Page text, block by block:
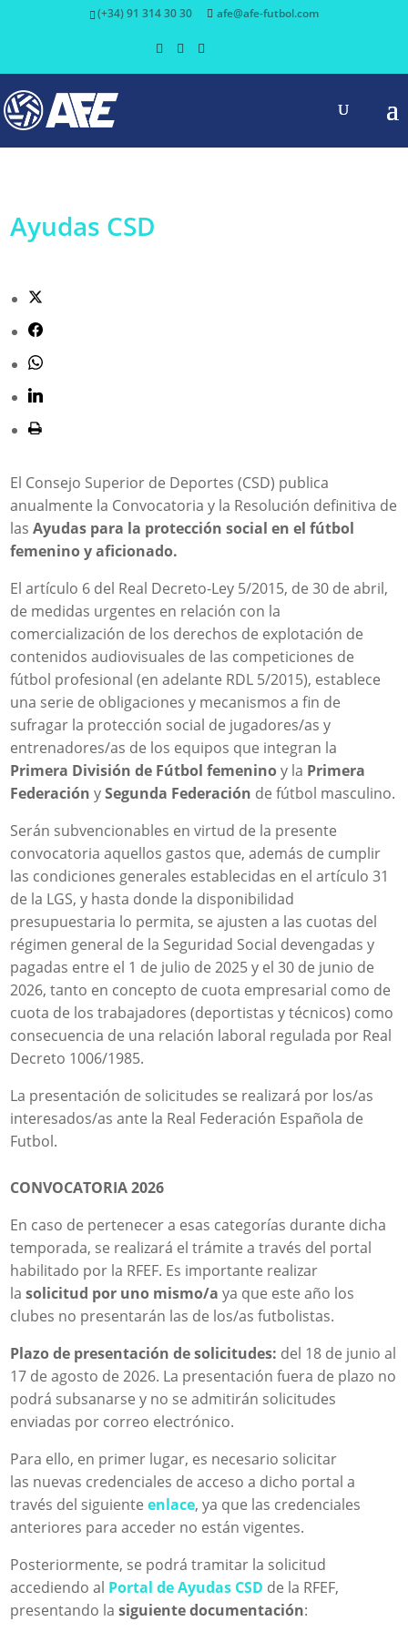
(+34) 91 314 30 30 afe@afe-futbol.com
Ayudas CSD
El Consejo Superior de Deportes (CSD) publica
anualmente la Convocatoria y la Resolución definitiva de
lasAyudas para la protección social en el fútbol
femenino y aficionado.
El artículo 6 del Real Decreto-Ley 5/2015, de 30 de abril,
de medidas urgentes en relación con la
comercialización de los derechos de explotación de
contenidos audiovisuales de las competiciones de
fútbol profesional (en adelante RDL 5/2015), establece
una serie de obligaciones y mecanismos a fin de
sufragar la protección social de jugadores/as y
entrenadores/as de los equipos que integran la
Primera División de Fútbol femeninoy la Primera
Federación ySegunda Federación de fútbol masculino.
Serán subvencionables en virtud de la presente
convocatoria aquellos gastos que, además de cumplir
las condiciones generales establecidas en el artículo 31
de la LGS, y hasta donde la disponibilidad
presupuestaria lo permita, se ajusten a las cuotas del
régimen general de la Seguridad Social devengadas y
pagadas entre el 1 de julio de 2025 y el 30 de junio de
2026, tanto en concepto de cuota empresarial como de
cuota de los trabajadores (deportistas y técnicos) como
consecuencia de una relación laboral regulada por Real
Decreto 1006/1985.
La presentación de solicitudes se realizará por los/as
interesados/as ante la Real Federación Española de
Futbol.
CONVOCATORIA 2026
En caso de pertenecer a esas categorías durante dicha
temporada, se realizará el trámite a través del portal
habilitado por la RFEF. Es importante realizar
lasolicitud por uno mismo/aya que este año los
clubes no presentarán las de los/as futbolistas.
Plazo de presentación de solicitudes: del 18 de junio al
17 de agosto de 2026. La presentación fuera de plazo no
podrá subsanarse y no se admitirán solicitudes
enviadas por correo electrónico.
Para ello, en primer lugar, es necesario solicitar
las nuevas credenciales de acceso a dicho portal a
través del siguienteenlace, ya que las credenciales
anteriores para acceder no están vigentes.
Posteriormente, se podrá tramitar la solicitud
accediendo al Portal de Ayudas CSD de la RFEF,
presentando lasiguiente documentación: